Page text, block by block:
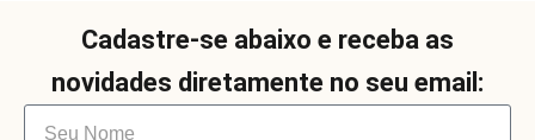
Cadastre-se abaixo e receba as
novidades diretamente no seu email: